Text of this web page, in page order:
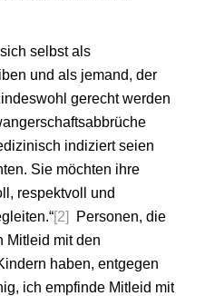
selbst als
und als jemand, der
gerecht werden
indiziert seien
Sie möchten ihre
respektvoll und
[2] Personen, die
Mitleid mit den
haben, entgegen
ich empfinde Mitleid mit